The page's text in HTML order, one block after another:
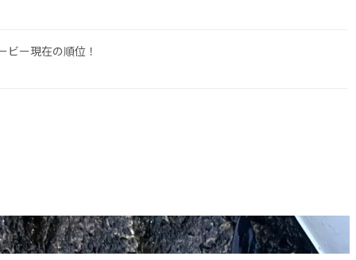
ー現在の順位！